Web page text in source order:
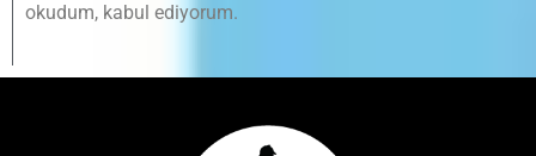
okudum, kabul ediyorum.